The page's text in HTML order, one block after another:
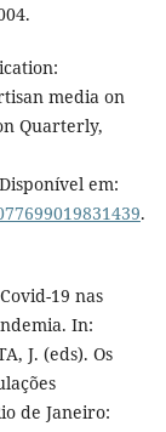
media on
Quarterly,
em:
.
19 nas
In:
J. (eds). Os
de Janeiro: